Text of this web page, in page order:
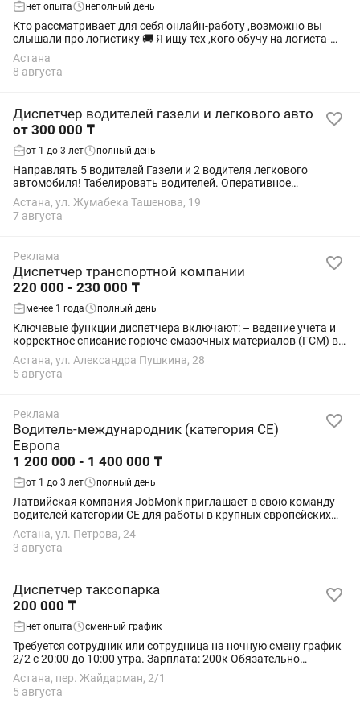
нет опыта неполный день
Кто рассматривает для себя онлайн-работу ,возможно вы
слышали про логистику 🚚 Я ищу тех ,кого обучу на логиста-
диспетчера. Обучение платное 10тыс тг. Для того чтобы
получить навыки и знания для...
Астана
8 августа
Диспетчер водителей газели и легкового авто
от 300 000 ₸
от 1 до 3 лет полный день
Направлять 5 водителей Газели и 2 водителя легкового
автомобиля! Табелировать водителей. Оперативное
управление перевозками, контроль перемещения ТС (GPS
ГЛОНАСС), оформление путевых листов, связь...
Астана, ул. Жумабека Ташенова, 19
7 августа
Реклама
Диспетчер транспортной компании
220 000 - 230 000 ₸
менее 1 года полный день
Ключевые функции диспетчера включают: – ведение учета и
корректное списание горюче-смазочных материалов (ГСМ) в
специализированной программе; – своевременное и точное
заполнение необходимых журналов...
Астана, ул. Александра Пушкина, 28
5 августа
Реклама
Водитель-международник (категория CE)
Европа
1 200 000 - 1 400 000 ₸
от 1 до 3 лет полный день
Латвийская компания JobMonk приглашает в свою команду
водителей категории CE для работы в крупных европейских
транспортных компаниях. Мы предлагаем стабильную работу
на современных тягачах,...
Астана, ул. Петрова, 24
3 августа
Диспетчер таксопарка
200 000 ₸
нет опыта сменный график
Требуется сотрудник или сотрудница на ночную смену график
2/2 с 20:00 до 10:00 утра. Зарплата: 200к Обязательно
владение казахского и русского языка В ночную смену
отвечать на сообщение и на звонки...
Астана, пер. Жайдарман, 2/1
5 августа